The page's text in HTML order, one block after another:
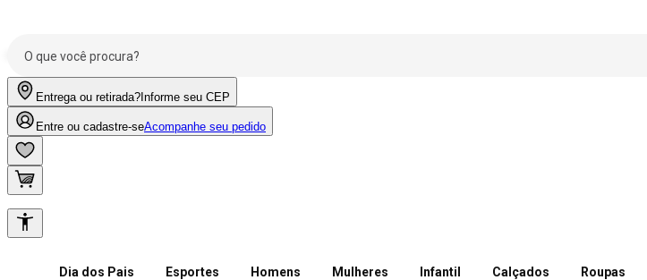
Entrega ou retirada? Informe seu CEP
Entre ou cadastre-seAcompanhe seu pedido
Dia dos Pais Esportes Homens Mulheres Infantil Calçados Roupas